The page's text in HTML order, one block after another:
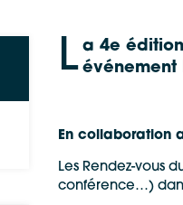
L a 4e
En collaboration
Les Rendez-vous
conférence…)